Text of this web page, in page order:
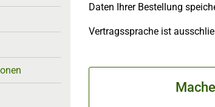
Daten Ihrer Bestellung
Vertragssprache ist